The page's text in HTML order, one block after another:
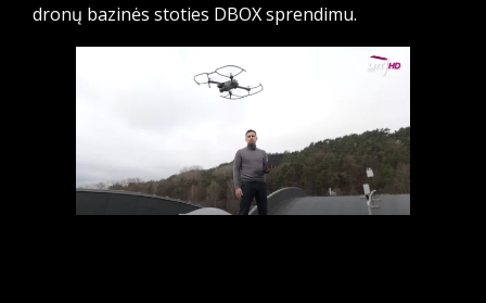
dronų bazinės stoties DBOX sprendimu.